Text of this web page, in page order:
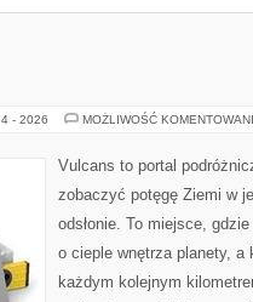
- 2026 MOŻLIWOŚĆ
Vulcans to portal
zobaczyć potęgę Ziemi w
odsłonie. To miejsce,
o cieple wnętrza planety, a
każdym kolejnym